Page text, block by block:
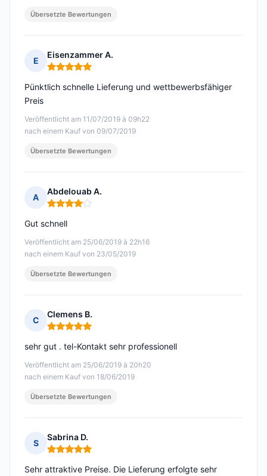
Übersetzte Bewertungen
E
Eisenzammer A.
Hinweis: 5 von 5
Veröffentlicht am 11/07/2019 à 09h22
nach einem Kauf von 09/07/2019
Pünktlich schnelle Lieferung und wettbewerbsfähiger
Preis
Übersetzte Bewertungen
A
Abdelouab A.
Hinweis: 4 von 5
Veröffentlicht am 25/06/2019 à 22h16
nach einem Kauf von 23/05/2019
Gut schnell
Übersetzte Bewertungen
C
Clemens B.
Hinweis: 5 von 5
Veröffentlicht am 25/06/2019 à 20h20
nach einem Kauf von 18/06/2019
sehr gut . tel-Kontakt sehr professionell
Übersetzte Bewertungen
S
Sabrina D.
Hinweis: 5 von 5
Sehr attraktive Preise. Die Lieferung erfolgte sehr